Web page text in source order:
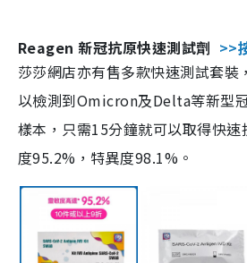
Reagen 新冠抗原快速測試劑 >>
莎莎網店亦有售多款快速測試套裝
以檢測到Omicron及Delta等新型
樣本，只需15分鐘就可以取得快
度95.2%，特異度98.1%。